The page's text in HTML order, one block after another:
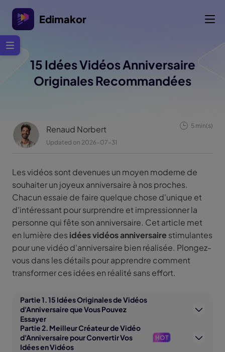
Edimakor
15 Idées Vidéos Anniversaire
Originales Recommandées
Renaud Norbert
Updated on 2026-07-31
5 min(s)
Les vidéos sont devenues un moyen moderne de
souhaiter un joyeux anniversaire à nos proches.
Chacun essaie de faire quelque chose d'unique et
d'intéressant pour surprendre et impressionner la
personne qui fête son anniversaire. Cet article met
en lumière des idées vidéos anniversaire stimulantes
pour une vidéo d'anniversaire bien réalisée. Plongez-
vous dans les détails pour apprendre comment
transformer ces idées en réalité sans effort.
Partie 1. 15 Idées Originales de Vidéos
d'Anniversaire que Vous Pouvez
Essayer
Partie 2. Meilleur Créateur de Vidéo
d'Anniversaire pour Convertir Vos
Idées en Vidéos
HOT